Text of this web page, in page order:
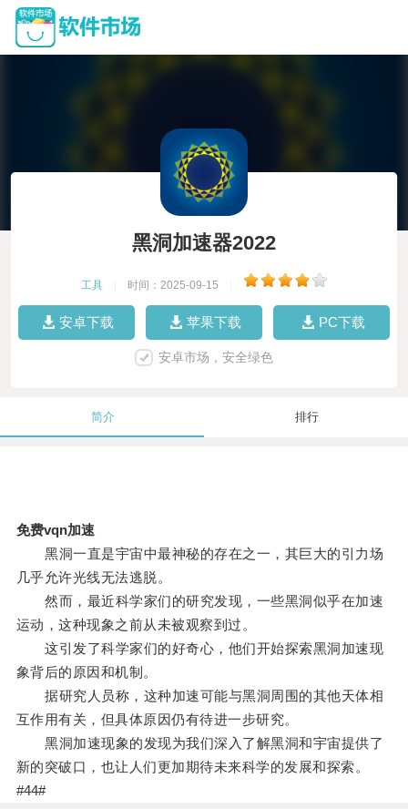
黑洞加速器2022
工具 时间：2025-09-15
安卓下载 苹果下载 PC下载
安卓市场，安全绿色
简介 排行
免费vqn加速
黑洞一直是宇宙中最神秘的存在之一，其巨大的引力场
几乎允许光线无法逃脱。
然而，最近科学家们的研究发现，一些黑洞似乎在加速
运动，这种现象之前从未被观察到过。
这引发了科学家们的好奇心，他们开始探索黑洞加速现
象背后的原因和机制。
据研究人员称，这种加速可能与黑洞周围的其他天体相
互作用有关，但具体原因仍有待进一步研究。
黑洞加速现象的发现为我们深入了解黑洞和宇宙提供了
新的突破口，也让人们更加期待未来科学的发展和探索。
#44#